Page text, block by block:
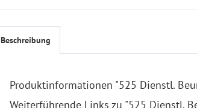
Beschreibung
Produktinformationen "525 Dienstl.
Weiterführende Links zu "525 Dienstl.